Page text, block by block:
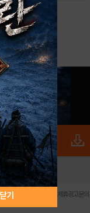
입
닫기
불법촬영물 신고센터 제휴광고문의